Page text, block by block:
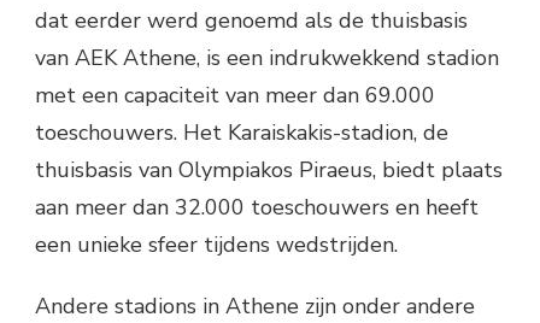
dat eerder werd genoemd als de thuisbasis
van AEK Athene, is een indrukwekkend stadion
met een capaciteit van meer dan 69.000
toeschouwers. Het Karaiskakis-stadion, de
thuisbasis van Olympiakos Piraeus, biedt plaats
aan meer dan 32.000 toeschouwers en heeft
een unieke sfeer tijdens wedstrijden.
Andere stadions in Athene zijn onder andere